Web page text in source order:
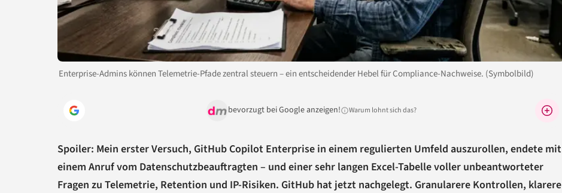
Enterprise-Admins können Telemetrie-Pfade zentral steuern – ein entscheidender Hebel für Compliance-Nachweise. (Symbolbild)
bevorzugt bei Google anzeigen! Warum lohnt sich das?
Spoiler: Mein erster Versuch, GitHub Copilot Enterprise in einem regulierten Umfeld auszurollen, endete mit
einem Anruf vom Datenschutzbeauftragten – und einer sehr langen Excel-Tabelle voller unbeantworteter
Fragen zu Telemetrie, Retention und IP-Risiken. GitHub hat jetzt nachgelegt. Granularere Kontrollen, klarere